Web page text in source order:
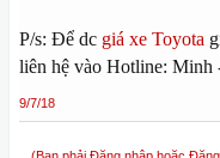
P/s: Để dc giá xe Toyota
liên hệ vào Hotline: Minh
9/7/18